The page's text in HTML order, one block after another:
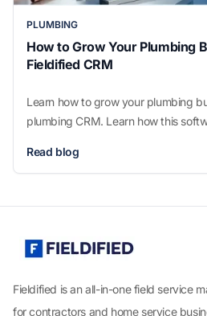
PLUMBING
How to Grow Your Plumbing
Fieldified CRM
Learn how to grow your plumbing
plumbing CRM. Learn how this
Read blog
Fieldified is an all-in-one field service
for contractors and home service